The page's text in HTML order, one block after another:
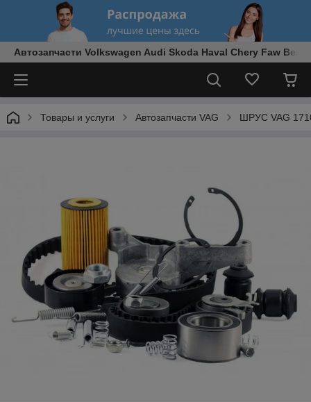
Автозапчасти Volkswagen Audi Skoda Haval Chery Faw
Товары и услуги Автозапчасти VAG ШРУС VAG